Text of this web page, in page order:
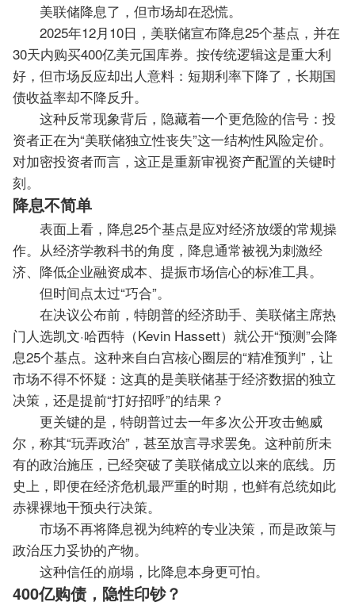
美联储降息了，但市场却在恐慌。
2025年12月10日，美联储宣布降息25个基点，并在
30天内购买400亿美元国库券。按传统逻辑这是重大利
好，但市场反应却出人意料： 短期利率下降了，长期国
债收益率却不降反升。
这种反常现象背后，隐藏着一个更危险的信号： 投
资者正在为“美联储独立性丧失”这一结构性风险定价。
对加密投资者而言，这正是重新审视资产配置的关键时
刻。
降息不简单
表面上看，降息25个基点是应对经济放缓的常规操
作。从经济学教科书的角度，降息通常被视为刺激经
济、降低企业融资成本、提振市场信心的标准工具。
但时间点太过“巧合”。
在决议公布前，特朗普的经济助手、美联储主席热
门人选凯文·哈西特（Kevin Hassett）就公开“预测”会降
息25个基点。这种来自白宫核心圈层的“精准预判”，让
市场不得不怀疑： 这真的是美联储基于经济数据的独立
决策，还是提前“打好招呼”的结果？
更关键的是，特朗普过去一年多次公开攻击鲍威
尔，称其“玩弄政治”，甚至放言寻求罢免。这种前所未
有的政治施压，已经突破了美联储成立以来的底线。历
史上，即便在经济危机最严重的时期，也鲜有总统如此
赤裸裸地干预央行决策。
市场不再将降息视为纯粹的专业决策，而是政策与
政治压力妥协的产物。
这种信任的崩塌，比降息本身更可怕。
400亿购债，隐性印钞？